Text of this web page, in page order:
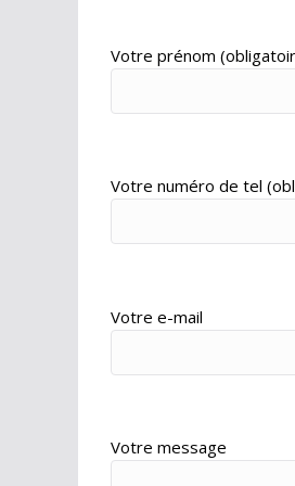
Votre prénom
Votre numéro de tel
Votre e-mail
Votre message